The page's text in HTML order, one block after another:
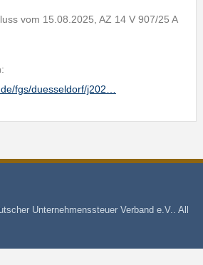
vom 15.08.2025, AZ 14 V 907/25 A
fgs/duesseldorf/j202…
Unternehmenssteuer Verband e.V.. All